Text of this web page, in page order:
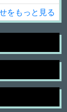
をもっと見る